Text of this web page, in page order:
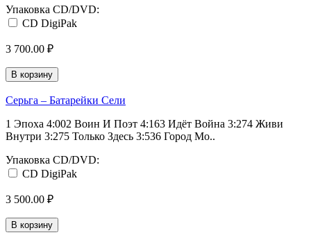
Упаковка CD/DVD:
CD DigiPak
3 700.00 ₽
В корзину
Серьга – Батарейки Сели
1 Эпоха 4:002 Воин И Поэт 4:163 Идёт Война 3:274 Живи
Внутри 3:275 Только Здесь 3:536 Город Мо..
Упаковка CD/DVD:
CD DigiPak
3 500.00 ₽
В корзину